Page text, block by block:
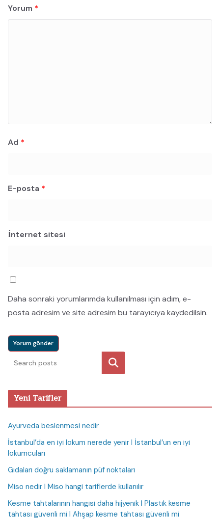
Yorum *
Ad *
E-posta *
İnternet sitesi
Daha sonraki yorumlarımda kullanılması için adım, e-
posta adresim ve site adresim bu tarayıcıya kaydedilsin.
Ara
Yeni Tarifler
Ayurveda beslenmesi nedir
İstanbul’da en iyi lokum nerede yenir I İstanbul’un en iyi
lokumcuları
Gıdaları doğru saklamanın püf noktaları
Miso nedir I Miso hangi tariflerde kullanılır
Kesme tahtalarının hangisi daha hijyenik I Plastik kesme
tahtası güvenli mi I Ahşap kesme tahtası güvenli mi